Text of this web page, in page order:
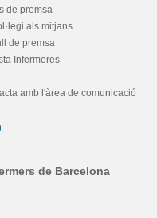
de premsa
als mitjans
de premsa
Infermeres
amb l'àrea de comunicació
de Barcelona